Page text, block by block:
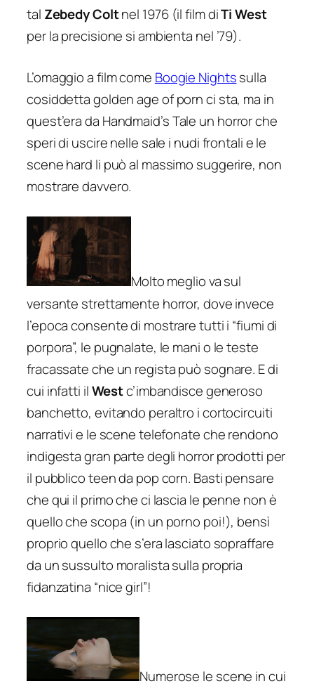
tal Zebedy Coltnel 1976 (il film diTi West
per la precisione si ambienta nel ’79).
L’omaggio a film come Boogie Nightssulla
cosiddettagolden age of pornci sta, ma in
quest’era da Handmaid’s Tale un horror che
speri di uscire nelle sale i nudi frontali e le
scene hard li può al massimo suggerire, non
mostrare davvero.
Molto meglio va sul
versante strettamente horror, dove invece
l’epoca consente di mostrare tutti i “fiumi di
porpora”, le pugnalate, le mani o le teste
fracassate che un regista può sognare. E di
cui infatti ilWestc’imbandisce generoso
banchetto, evitando peraltro i cortocircuiti
narrativi e le scene telefonate che rendono
indigesta gran parte degli horror prodotti per
il pubblico teen da pop corn. Basti pensare
che qui il primo che ci lascia le penne non è
quello che scopa (in un porno poi!), bensì
proprio quello che s’era lasciato sopraffare
da un sussulto moralista sulla propria
fidanzatina “nice girl”!
Numerose le scene in cui